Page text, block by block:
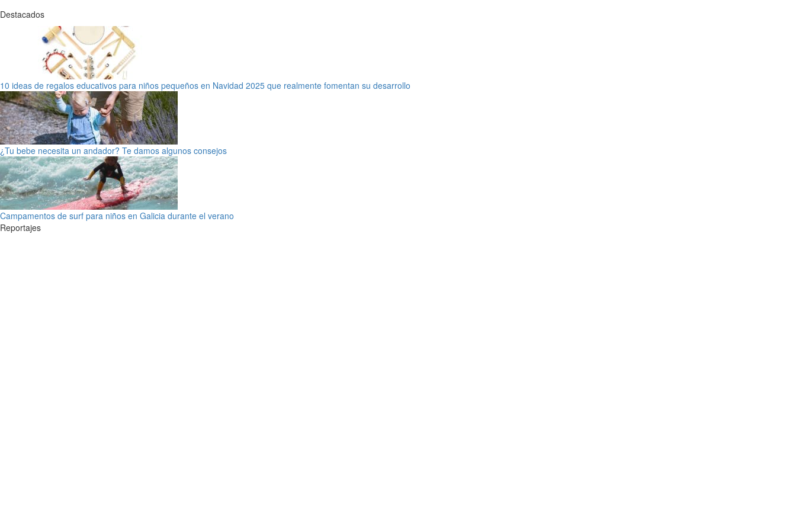
Destacados
10 ideas de regalos educativos para niños pequeños en Navidad 2025 que realmente fomentan su desarrollo
¿Tu bebe necesita un andador? Te damos algunos consejos
Campamentos de surf para niños en Galicia durante el verano
Reportajes